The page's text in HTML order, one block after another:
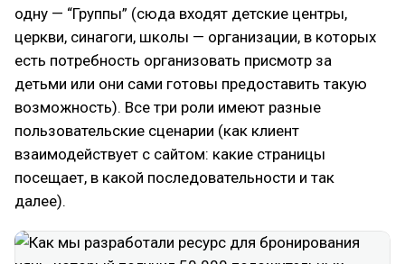
одну — “Группы” (сюда входят детские центры,
церкви, синагоги, школы — организации, в которых
есть потребность организовать присмотр за
детьми или они сами готовы предоставить такую
возможность). Все три роли имеют разные
пользовательские сценарии (как клиент
взаимодействует с сайтом: какие страницы
посещает, в какой последовательности и так
далее).